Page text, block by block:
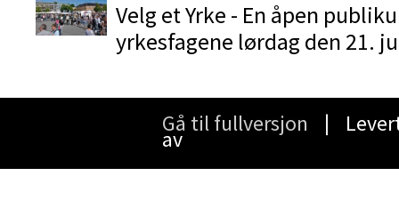
Velg et Yrke - En åpen
yrkesfagene lørdag den 21.
Gå til fullversjon ∣
av